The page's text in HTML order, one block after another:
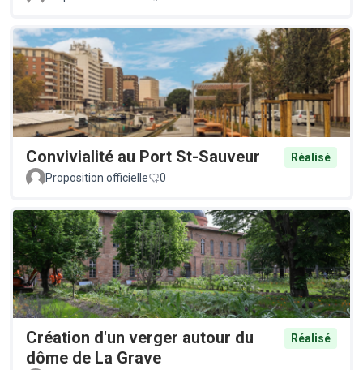
Convivialité au Port St-Sauveur
Réalisé
Proposition officielle
0
Création d'un verger autour du
dôme de La Grave
Réalisé